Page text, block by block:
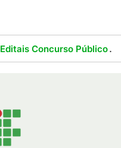
Editais Concurso Público.